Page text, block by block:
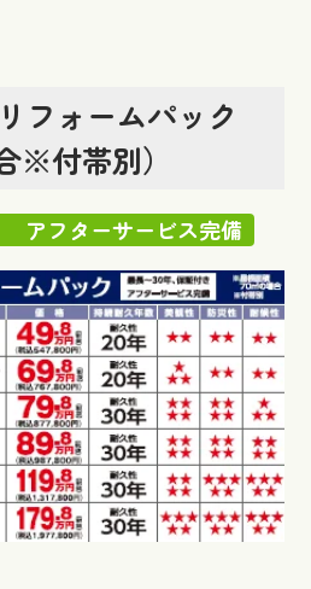
フォームパック
※付帯別）
アフターサービス完備